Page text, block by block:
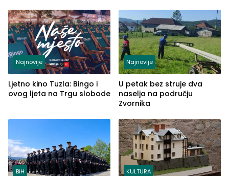
(FOTO)
Najnovije
Ljetno kino Tuzla: Bingo i
ovog ljeta na Trgu slobode
Najnovije
U petak bez struje dva
naselja na području
Zvornika
BiH KULTURA